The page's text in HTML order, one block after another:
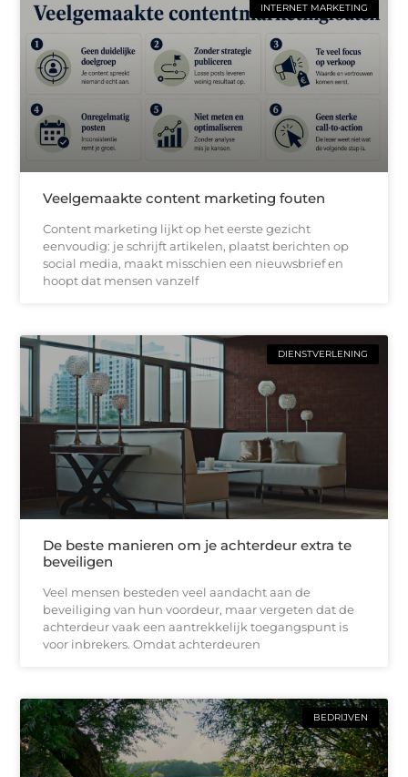
INTERNET MARKETING
Veelgemaakte content marketing fouten
Content marketing lijkt op het eerste gezicht
eenvoudig: je schrijft artikelen, plaatst berichten op
social media, maakt misschien een nieuwsbrief en
hoopt dat mensen vanzelf
DIENSTVERLENING
De beste manieren om je achterdeur extra te
beveiligen
Veel mensen besteden veel aandacht aan de
beveiliging van hun voordeur, maar vergeten dat de
achterdeur vaak een aantrekkelijk toegangspunt is
voor inbrekers. Omdat achterdeuren
BEDRIJVEN